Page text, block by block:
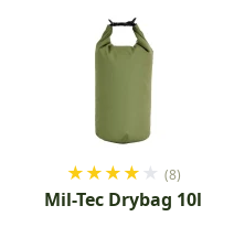
★★★★ ★ (8)
Mil-Tec Drybag 10l